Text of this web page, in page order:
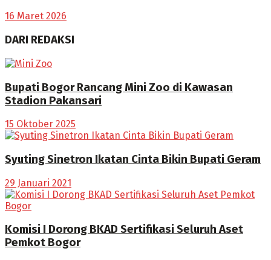
16 Maret 2026
DARI REDAKSI
Bupati Bogor Rancang Mini Zoo di Kawasan
Stadion Pakansari
15 Oktober 2025
Syuting Sinetron Ikatan Cinta Bikin Bupati Geram
29 Januari 2021
Komisi I Dorong BKAD Sertifikasi Seluruh Aset
Pemkot Bogor